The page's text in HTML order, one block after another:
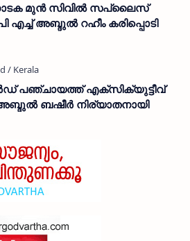
മുൻ സിവില്‍ സപ്ലൈസ്
എച്ച് അബ്ദുൽ റഹീം കരിപ്പൊടി
പഞ്ചായത്ത് എക്സിക്യുട്ടീവ്
ബഷീർ നിര്യാതനായി